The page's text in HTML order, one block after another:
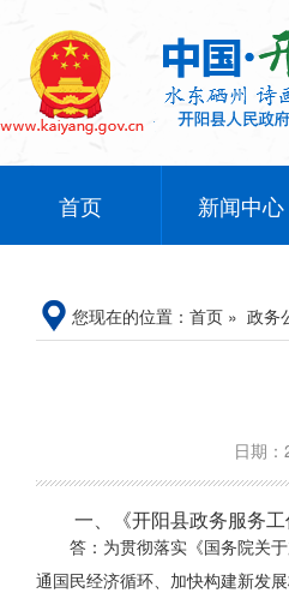
首页 新闻中心
您现在的位置： 首页 » 政务
日期
一、《开阳县政务服务
答：为贯彻落实《国务院关
通国民经济循环、加快构建新发